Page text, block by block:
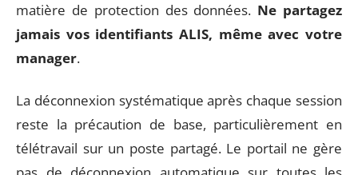
matière de protection des données. Ne partagez
jamais vos identifiants ALIS, même avec votre
manager.
La déconnexion systématique après chaque session
reste la précaution de base, particulièrement en
télétravail sur un poste partagé. Le portail ne gère